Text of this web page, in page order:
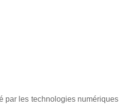
par les technologies numériques